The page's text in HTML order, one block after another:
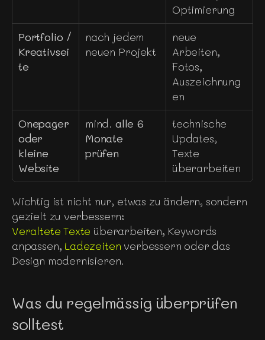
Optimierung
Portfolio /
Kreativsei
te
nach jedem
neuen Projekt
neue
Arbeiten,
Fotos,
Auszeichnung
en
Onepager
oder
kleine
Website
mind. alle 6
Monate
prüfen
technische
Updates,
Texte
überarbeiten
Wichtig ist nicht nur, etwas zu ändern, sondern
gezielt zu verbessern:
Veraltete Texte überarbeiten, Keywords
anpassen, Ladezeiten verbessern oder das
Design modernisieren.
Was du regelmässig überprüfen
solltest